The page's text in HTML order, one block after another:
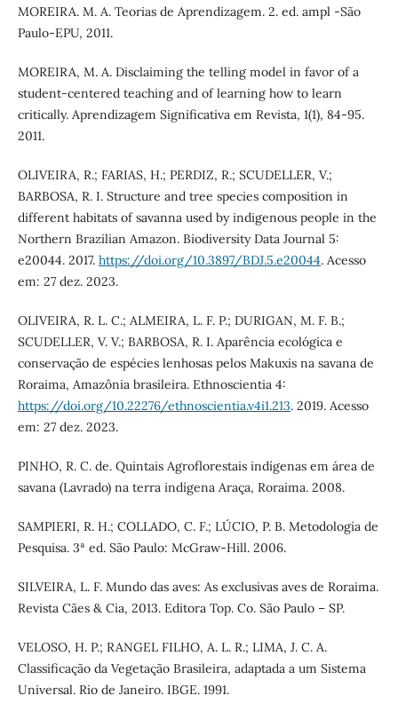
MOREIRA. M. A. Teorias de Aprendizagem. 2. ed. ampl -São
Paulo-EPU, 2011.
MOREIRA, M. A. Disclaiming the telling model in favor of a
student-centered teaching and of learning how to learn
critically. Aprendizagem Significativa em Revista, 1(1), 84-95.
2011.
OLIVEIRA, R.; FARIAS, H.; PERDIZ, R.; SCUDELLER, V.;
BARBOSA, R. I. Structure and tree species composition in
different habitats of savanna used by indigenous people in the
Northern Brazilian Amazon. Biodiversity Data Journal 5:
e20044. 2017. https://doi.org/10.3897/BDJ.5.e20044. Acesso
em: 27 dez. 2023.
OLIVEIRA, R. L. C.; ALMEIRA, L. F. P.; DURIGAN, M. F. B.;
SCUDELLER, V. V.; BARBOSA, R. I. Aparência ecológica e
conservação de espécies lenhosas pelos Makuxis na savana de
Roraima, Amazônia brasileira. Ethnoscientia 4:
https://doi.org/10.22276/ethnoscientia.v4i1.213. 2019. Acesso
em: 27 dez. 2023.
PINHO, R. C. de. Quintais Agroflorestais indígenas em área de
savana (Lavrado) na terra indígena Araça, Roraima. 2008.
SAMPIERI, R. H.; COLLADO, C. F.; LÚCIO, P. B. Metodologia de
Pesquisa. 3ª ed. São Paulo: McGraw-Hill. 2006.
SILVEIRA, L. F. Mundo das aves: As exclusivas aves de Roraima.
Revista Cães & Cia, 2013. Editora Top. Co. São Paulo – SP.
VELOSO, H. P.; RANGEL FILHO, A. L. R.; LIMA, J. C. A.
Classificação da Vegetação Brasileira, adaptada a um Sistema
Universal. Rio de Janeiro. IBGE. 1991.